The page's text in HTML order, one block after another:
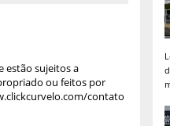
estão sujeitos a
ou feitos por
contato